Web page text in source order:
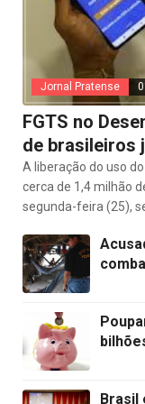
Jornal Pratense
FGTS no
de brasileiros
A liberação do uso
cerca de 1,4 milhão
segunda-feira (25),
Brasil